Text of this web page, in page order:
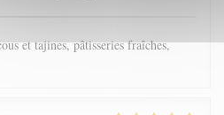
et tajines, pâtisseries fraîches,